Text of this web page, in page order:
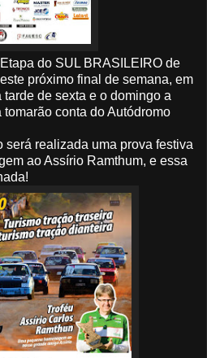
do SUL BRASILEIRO de
próximo final de semana, em
de sexta e o domingo a
conta do Autódromo
será realizada uma prova festiva
ao Assírio Ramthum, e essa